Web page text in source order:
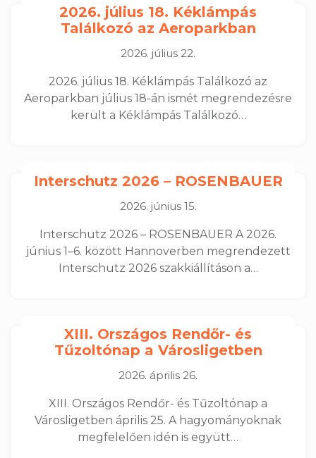
2026. július 18. Kéklámpás
Találkozó az Aeroparkban
2026. július 22.
2026. július 18. Kéklámpás Találkozó az
Aeroparkban július 18-án ismét megrendezésre
került a Kéklámpás Találkozó…
Interschutz 2026 – ROSENBAUER
2026. június 15.
Interschutz 2026 – ROSENBAUER A 2026.
június 1–6. között Hannoverben megrendezett
Interschutz 2026 szakkiállításon a…
XIII. Országos Rendőr- és
Tűzoltónap a Városligetben
2026. április 26.
XIII. Országos Rendőr- és Tűzoltónap a
Városligetben április 25. A hagyományoknak
megfelelően idén is együtt…